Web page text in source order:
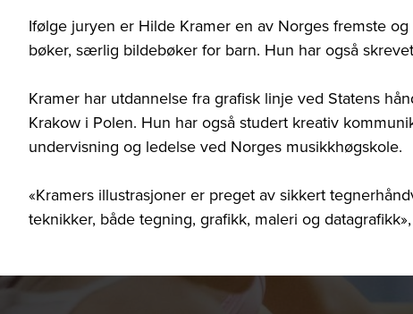
Ifølge juryen er Hilde Kramer en av Norges fremste
bøker, særlig bildebøker for barn. Hun har også
Kramer har utdannelse fra grafisk linje ved Statens
Krakow i Polen. Hun har også studert kreativ
undervisning og ledelse ved Norges musikkhøgskole.
«Kramers illustrasjoner er preget av sikkert
teknikker, både tegning, grafikk, maleri og